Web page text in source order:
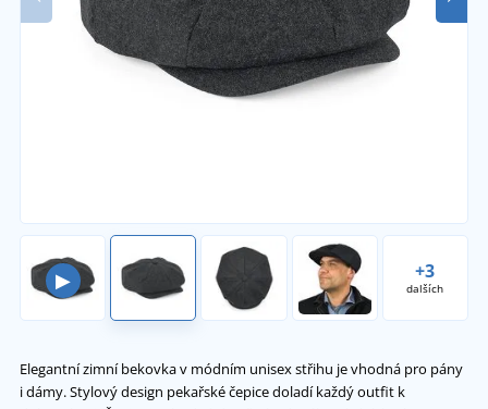
▶ +3
dalších
Elegantní zimní bekovka v módním unisex střihu je vhodná pro pány
i dámy. Stylový design pekařské čepice doladí každý outfit k